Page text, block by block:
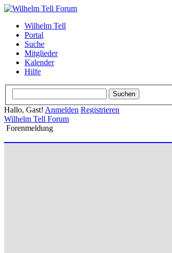
Wilhelm Tell
Portal
Suche
Mitglieder
Kalender
Hilfe
Hallo, Gast! Anmelden Registrieren
Wilhelm Tell Forum
Forenmeldung